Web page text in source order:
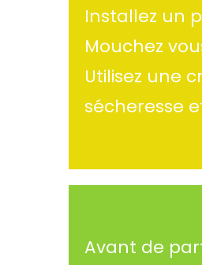
Installez un
Mouchez
Utilisez une
sécheresse
Avant de